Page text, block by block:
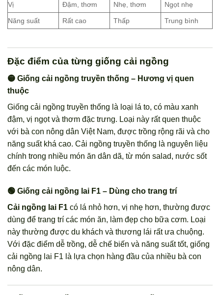
Vị Đậm, thơm Nhẹ, thơm Ngọt nhẹ
Năng suất Rất cao Thấp Trung bình
Đặc điểm của từng giống cải ngồng
🟡 Giống cải ngồng truyền thống – Hương vị quen
thuộc
Giống cải ngồng truyền thống là loại lá to, có màu xanh
đậm, vị ngọt và thơm đặc trưng. Loại này rất quen thuộc
với bà con nông dân Việt Nam, được trồng rộng rãi và cho
năng suất khá cao. Cải ngồng truyền thống là nguyên liệu
chính trong nhiều món ăn dân dã, từ món salad, nước sốt
đến các món luộc.
🟢 Giống cải ngồng lai F1 – Dùng cho trang trí
Cải ngồng lai F1 có lá nhỏ hơn, vị nhẹ hơn, thường được
dùng để trang trí các món ăn, làm đẹp cho bữa cơm. Loại
này thường được du khách và thương lái rất ưa chuộng.
Với đặc điểm dễ trồng, dễ chế biến và năng suất tốt, giống
cải ngồng lai F1 là lựa chọn hàng đầu của nhiều bà con
nông dân.